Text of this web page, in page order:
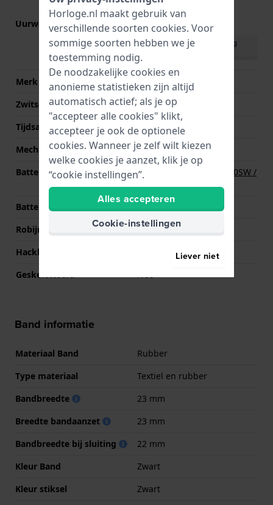
Uurwerk nr. 515(Bekijk specificaties
Download handleiding
Merk uurwerk
Ronda
Zwitsers uurwerk
Ja
Tijdsaanduiding
Analoog
Mechanisme
Quartz
Batterij
Renata R371 371 / SR920SW /
SG6 / AG6 Batterij
Batterijduur
45 Maanden
Robijnen
1
Hackbaar
Geskeletteerd
Nee
Band informatie
Materiaal Band
Rubber
Type materiaal
Textiel en rubber
Bandbreedte
23 mm
Breedte bandaanzet
23 mm
Bandbreedte bij sluiting
22 mm
Kleur Band
Zwart
Kleur stiksel
Zwart
Horloge.nl maakt gebruik van
verschillende soorten cookies. Voor
sommige soorten hebben we je
toestemming nodig.
De noodzakelijke cookies en
anonieme statistieken zijn altijd
automatisch actief; als je op
"accepteer alle cookies" klikt,
accepteer je ook de optionele
cookies. Wanneer je zelf wilt kiezen
welke cookies je aanzet, klik je op
“cookie instellingen”.
Alles accepteren
Cookie-instellingen
Liever niet